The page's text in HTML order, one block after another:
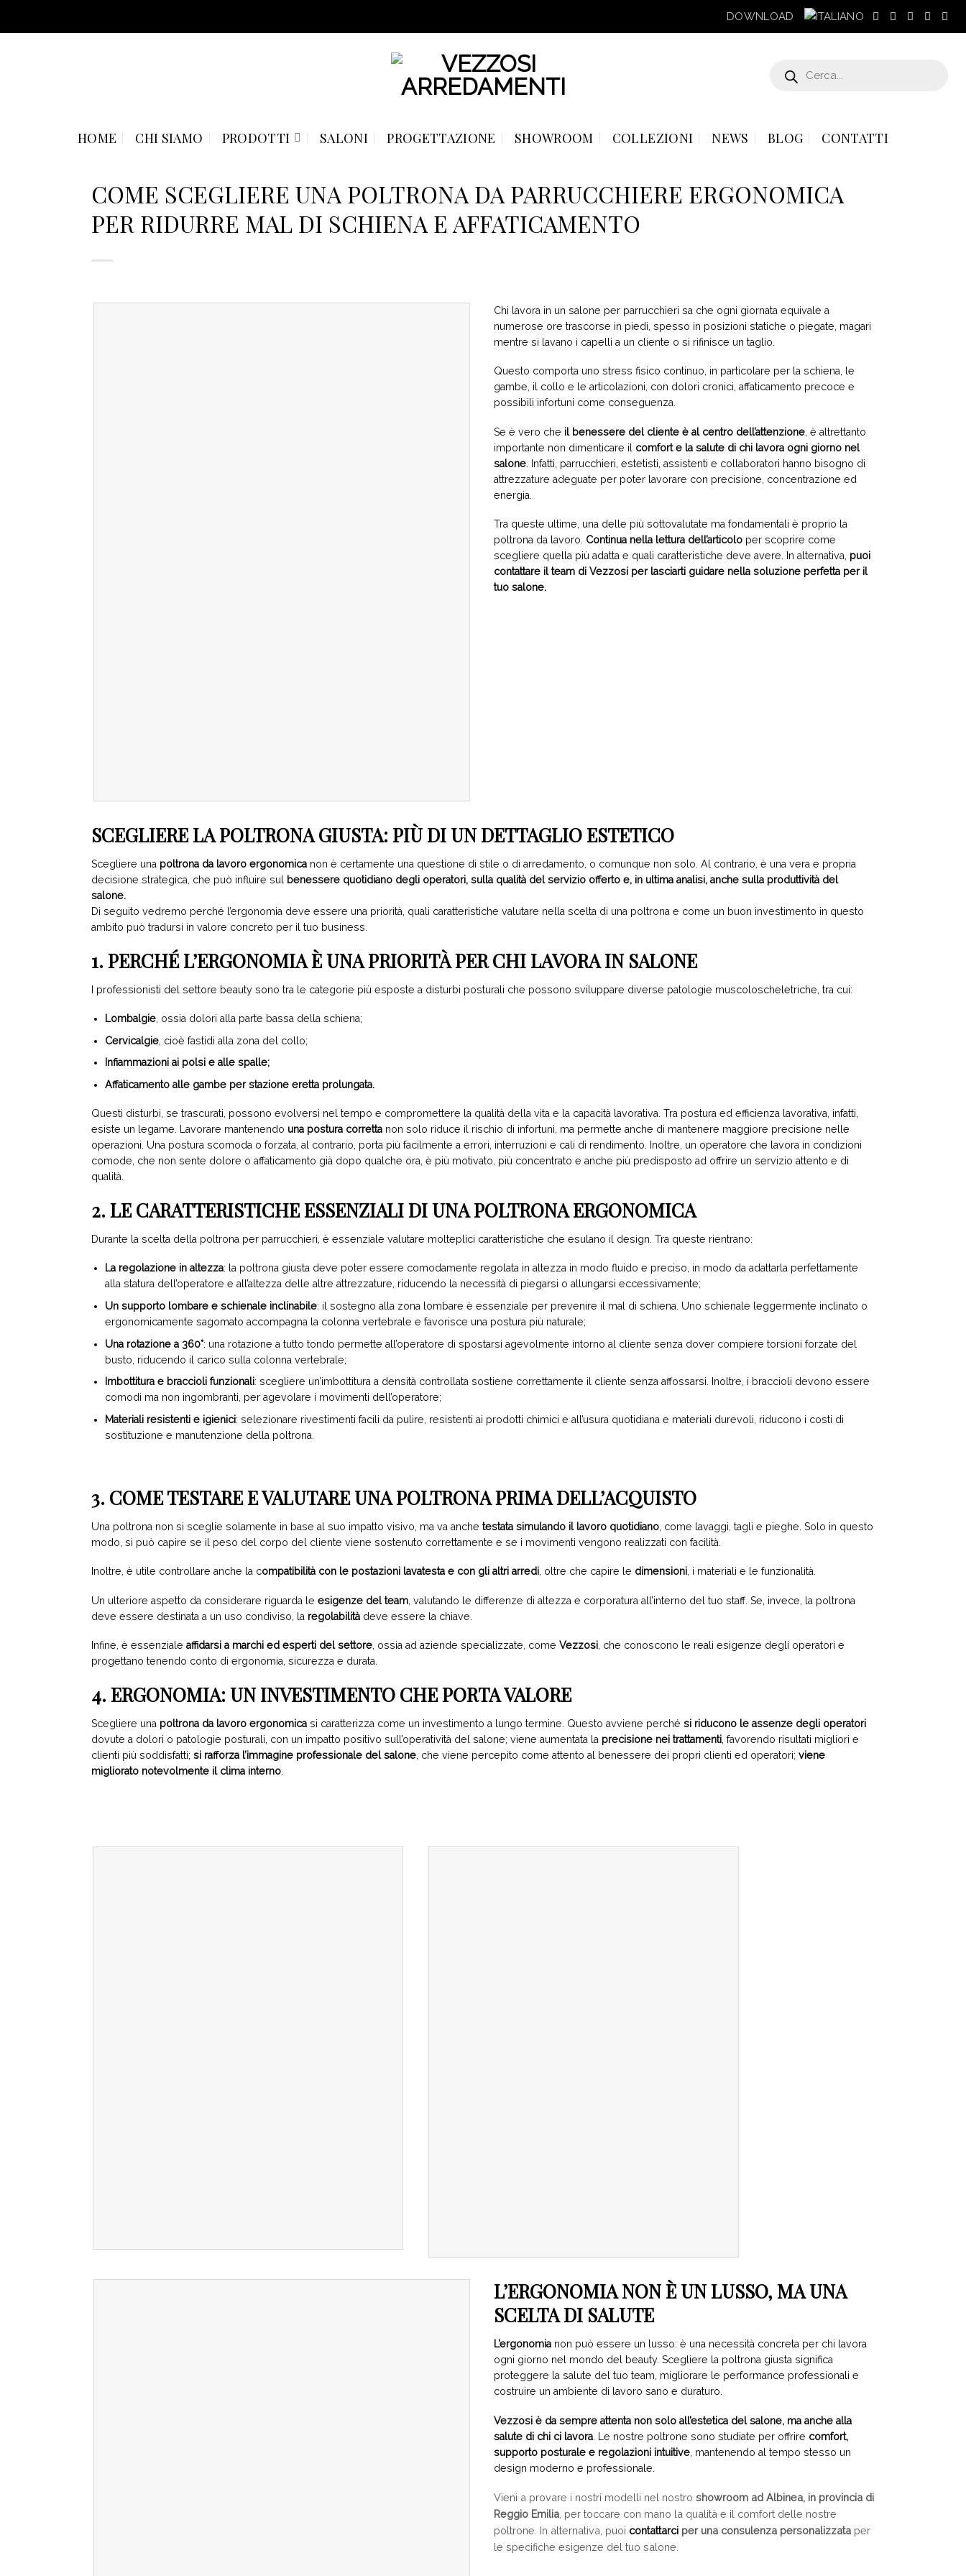
DOWNLOAD
search
HOME CHI SIAMO PRODOTTI SALONI PROGETTAZIONE SHOWROOM COLLEZIONI NEWS BLOG CONTATTI
COME SCEGLIERE UNA POLTRONA DA PARRUCCHIERE ERGONOMICA
PER RIDURRE MAL DI SCHIENA E AFFATICAMENTO
Chi lavora in un salone per parrucchieri sa che ogni giornata equivale a
numerose ore trascorse in piedi, spesso in posizioni statiche o piegate, magari
mentre si lavano i capelli a un cliente o si rifinisce un taglio.
Questo comporta uno stress fisico continuo, in particolare per la schiena, le
gambe, il collo e le articolazioni, con dolori cronici, affaticamento precoce e
possibili infortuni come conseguenza.
Se è vero che il benessere del cliente è al centro dell’attenzione , è altrettanto
importante non dimenticare il comfort e la salute di chi lavora ogni giorno nel
salone . Infatti, parrucchieri, estetisti, assistenti e collaboratori hanno bisogno di
attrezzature adeguate per poter lavorare con precisione, concentrazione ed
energia.
Tra queste ultime, una delle più sottovalutate ma fondamentali è proprio la
poltrona da lavoro. Continua nella lettura dell’articolo per scoprire come
scegliere quella più adatta e quali caratteristiche deve avere. In alternativa, puoi
contattare il team di Vezzosi per lasciarti guidare nella soluzione perfetta per il
tuo salone.
SCEGLIERE LA POLTRONA GIUSTA: PIÙ DI UN DETTAGLIO ESTETICO
Scegliere una poltrona da lavoro ergonomica non è certamente una questione di stile o di arredamento, o comunque non solo. Al contrario, è una vera e propria
decisione strategica, che può influire sul benessere quotidiano degli operatori, sulla qualità del servizio offerto e, in ultima analisi, anche sulla produttività del
salone.
Di seguito vedremo perché l’ergonomia deve essere una priorità, quali caratteristiche valutare nella scelta di una poltrona e come un buon investimento in questo
ambito può tradursi in valore concreto per il tuo business.
1. PERCHÉ L’ERGONOMIA È UNA PRIORITÀ PER CHI LAVORA IN SALONE
I professionisti del settore beauty sono tra le categorie più esposte a disturbi posturali che possono sviluppare diverse patologie muscoloscheletriche, tra cui:
Lombalgie, ossia dolori alla parte bassa della schiena;
Cervicalgie, cioè fastidi alla zona del collo;
Infiammazioni ai polsi e alle spalle;
Affaticamento alle gambe per stazione eretta prolungata.
Questi disturbi, se trascurati, possono evolversi nel tempo e compromettere la qualità della vita e la capacità lavorativa. Tra postura ed efficienza lavorativa, infatti,
esiste un legame. Lavorare mantenendo una postura corretta non solo riduce il rischio di infortuni, ma permette anche di mantenere maggiore precisione nelle
operazioni. Una postura scomoda o forzata, al contrario, porta più facilmente a errori, interruzioni e cali di rendimento. Inoltre, un operatore che lavora in condizioni
comode, che non sente dolore o affaticamento già dopo qualche ora, è più motivato, più concentrato e anche più predisposto ad offrire un servizio attento e di
qualità.
2. LE CARATTERISTICHE ESSENZIALI DI UNA POLTRONA ERGONOMICA
Durante la scelta della poltrona per parrucchieri, è essenziale valutare molteplici caratteristiche che esulano il design. Tra queste rientrano:
La regolazione in altezza: la poltrona giusta deve poter essere comodamente regolata in altezza in modo fluido e preciso, in modo da adattarla perfettamente
alla statura dell’operatore e all’altezza delle altre attrezzature, riducendo la necessità di piegarsi o allungarsi eccessivamente;
Un supporto lombare e schienale inclinabile: il sostegno alla zona lombare è essenziale per prevenire il mal di schiena. Uno schienale leggermente inclinato o
ergonomicamente sagomato accompagna la colonna vertebrale e favorisce una postura più naturale;
Una rotazione a 360°: una rotazione a tutto tondo permette all’operatore di spostarsi agevolmente intorno al cliente senza dover compiere torsioni forzate del
busto, riducendo il carico sulla colonna vertebrale;
Imbottitura e braccioli funzionali: scegliere un’imbottitura a densità controllata sostiene correttamente il cliente senza affossarsi. Inoltre, i braccioli devono essere
comodi ma non ingombranti, per agevolare i movimenti dell’operatore;
Materiali resistenti e igienici: selezionare rivestimenti facili da pulire, resistenti ai prodotti chimici e all’usura quotidiana e materiali durevoli, riducono i costi di
sostituzione e manutenzione della poltrona.
3. COME TESTARE E VALUTARE UNA POLTRONA PRIMA DELL’ACQUISTO
Una poltrona non si sceglie solamente in base al suo impatto visivo, ma va anche testata simulando il lavoro quotidiano , come lavaggi, tagli e pieghe. Solo in questo
modo, si può capire se il peso del corpo del cliente viene sostenuto correttamente e se i movimenti vengono realizzati con facilità.
Inoltre, è utile controllare anche la compatibilità con le postazioni lavatesta e con gli altri arredi , oltre che capire le dimensioni , i materiali e le funzionalità.
Un ulteriore aspetto da considerare riguarda le esigenze del team , valutando le differenze di altezza e corporatura all’interno del tuo staff. Se, invece, la poltrona
deve essere destinata a un uso condiviso, la regolabilità deve essere la chiave.
Infine, è essenziale affidarsi a marchi ed esperti del settore , ossia ad aziende specializzate, come Vezzosi , che conoscono le reali esigenze degli operatori e
progettano tenendo conto di ergonomia, sicurezza e durata.
4. ERGONOMIA: UN INVESTIMENTO CHE PORTA VALORE
Scegliere una poltrona da lavoro ergonomica si caratterizza come un investimento a lungo termine. Questo avviene perché si riducono le assenze degli operatori
dovute a dolori o patologie posturali, con un impatto positivo sull’operatività del salone; viene aumentata la precisione nei trattamenti , favorendo risultati migliori e
clienti più soddisfatti; si rafforza l’immagine professionale del salone , che viene percepito come attento al benessere dei propri clienti ed operatori; viene
migliorato notevolmente il clima interno
L’ERGONOMIA NON È UN LUSSO, MA UNA
SCELTA DI SALUTE
L’ergonomia non può essere un lusso: è una necessità concreta per chi lavora
ogni giorno nel mondo del beauty. Scegliere la poltrona giusta significa
proteggere la salute del tuo team, migliorare le performance professionali e
costruire un ambiente di lavoro sano e duraturo.
Vezzosi è da sempre attenta non solo all’estetica del salone, ma anche alla
salute di chi ci lavora . Le nostre poltrone sono studiate per offrire comfort,
supporto posturale e regolazioni intuitive , mantenendo al tempo stesso un
design moderno e professionale.
Vieni a provare i nostri modelli nel nostro showroom ad Albinea, in provincia di
Reggio Emilia , per toccare con mano la qualità e il comfort delle nostre
poltrone. In alternativa, puoi contattarci per una consulenza personalizzata per
le specifiche esigenze del tuo salone.